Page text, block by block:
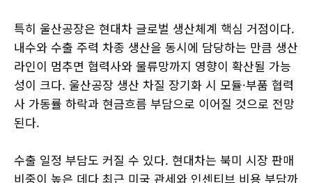
특히 울산공장은 현대차 글로벌 생산체계 핵심 거점이다.
내수와 수출 주력 차종 생산을 동시에 담당하는 만큼 생산
라인이 멈추면 협력사와 물류망까지 영향이 확산될 가능
성이 크다. 울산공장 생산 차질 장기화 시 모듈·부품 협력
사 가동률 하락과 현금흐름 부담으로 이어질 것으로 전망
된다.
수출 일정 부담도 커질 수 있다. 현대차는 북미 시장 판매
비중이 높은 데다 최근 미국 관세와 인센티브 비용 부담까